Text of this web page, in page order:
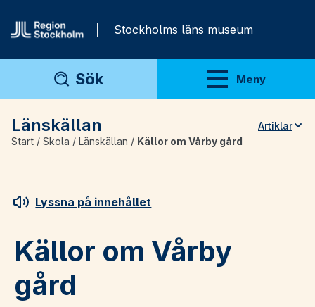
Stockholms läns museum
Sök Meny
Visa meny
Länskällan
Artiklar
Teman
Arkivmaterial
Start / Skola / Länskällan / Källor om Vårby gård
Lyssna på innehållet
Källor om Vårby
gård